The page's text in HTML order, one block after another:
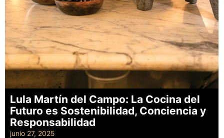
Lula Martín del Campo: La Cocina del
Futuro es Sostenibilidad, Conciencia y
Responsabilidad
junio 27, 2025